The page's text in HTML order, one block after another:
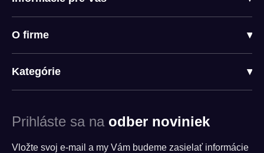
O firme ▾
Kategórie ▾
Prihláste sa na odber noviniek
Vložte svoj e-mail a my Vám budeme zasielať informácie